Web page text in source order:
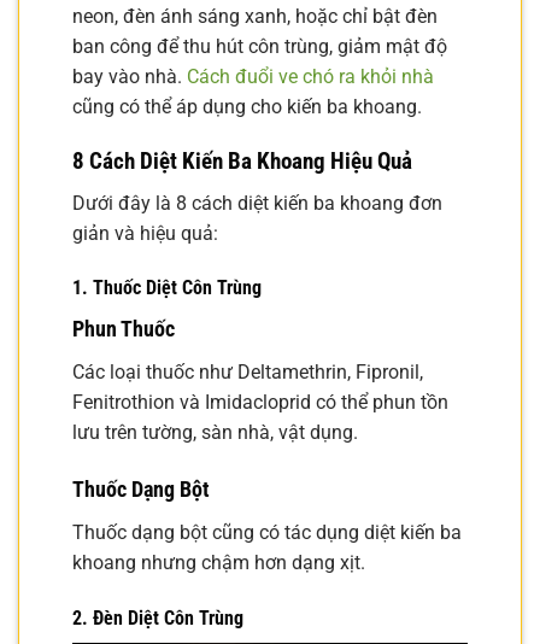
neon, đèn ánh sáng xanh, hoặc chỉ bật đèn
ban công để thu hút côn trùng, giảm mật độ
bay vào nhà. Cách đuổi ve chó ra khỏi nhà
cũng có thể áp dụng cho kiến ba khoang.
8 Cách Diệt Kiến Ba Khoang Hiệu Quả
Dưới đây là 8 cách diệt kiến ba khoang đơn
giản và hiệu quả:
1. Thuốc Diệt Côn Trùng
Phun Thuốc
Các loại thuốc như Deltamethrin, Fipronil,
Fenitrothion và Imidacloprid có thể phun tồn
lưu trên tường, sàn nhà, vật dụng.
Thuốc Dạng Bột
Thuốc dạng bột cũng có tác dụng diệt kiến ba
khoang nhưng chậm hơn dạng xịt.
2. Đèn Diệt Côn Trùng